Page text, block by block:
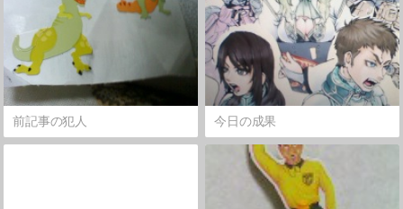
前記事の犯人 今日の成果